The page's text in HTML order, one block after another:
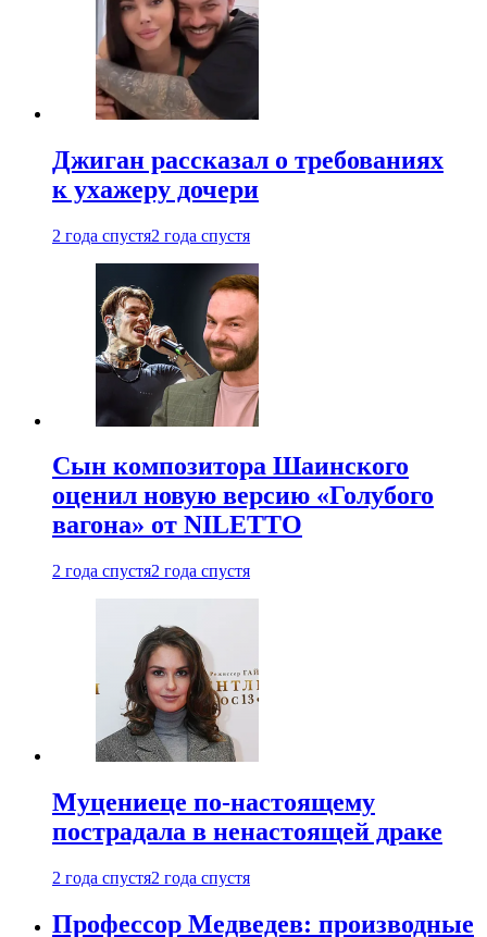
Джиган рассказал о требованиях
к ухажеру дочери
2 года спустя2 года спустя
Сын композитора Шаинского
оценил новую версию «Голубого
вагона» от NILETTO
2 года спустя2 года спустя
Муцениеце по-настоящему
пострадала в ненастоящей драке
2 года спустя2 года спустя
Профессор Медведев: производные